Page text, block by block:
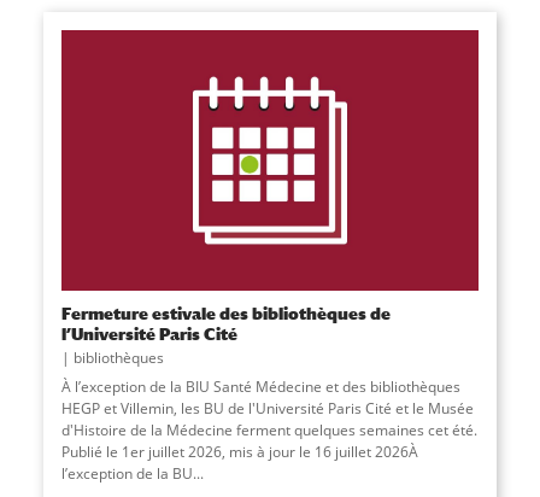
Fermeture estivale des bibliothèques de
l’Université Paris Cité
bibliothèques
À l’exception de la BIU Santé Médecine et des bibliothèques
HEGP et Villemin, les BU de l'Université Paris Cité et le Musée
d'Histoire de la Médecine ferment quelques semaines cet été.
Publié le 1er juillet 2026, mis à jour le 16 juillet 2026À
l’exception de la BU...